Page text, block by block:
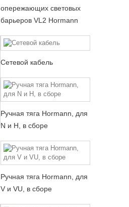
опережающих световых
барьеров VL2 Hormann
Сетевой кабель
Ручная тяга Hormann, для
N и H, в сборе
Ручная тяга Hormann, для
V и VU, в сборе